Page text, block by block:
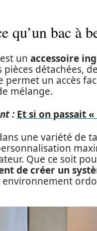
qu’un bac à
est un accessoire
pièces détachées,
permet un accès
mélange.
: Et si on passait
une variété de
Que ce soit
de créer un